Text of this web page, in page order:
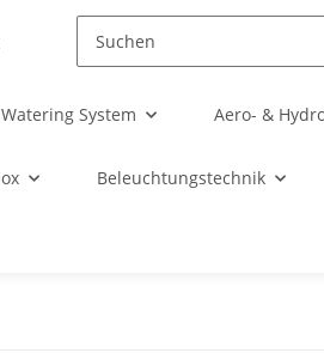
System Aero- &
Beleuchtungstechnik